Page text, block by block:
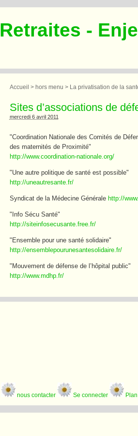
Retraites -
Accueil > hors menu > La privatisation de la
Sites d’associations de
mercredi 6 avril 2011
"Coordination Nationale des Comités de
des maternités de Proximité"
http://www.coordination-nationale.org/
"Une autre politique de santé est possible"
http://uneautresante.fr/
Syndicat de la Médecine Générale http://
"Info Sécu Santé"
http://siteinfosecusante.free.fr/
"Ensemble pour une santé solidaire"
http://ensemblepourunesantesolidaire.fr/
"Mouvement de défense de l’hôpital public"
http://www.mdhp.fr/
nous contacter Se connecter